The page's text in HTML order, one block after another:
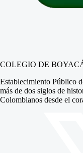
COLEGIO DE
Establecimiento Público
más de dos siglos de
Colombianos desde el